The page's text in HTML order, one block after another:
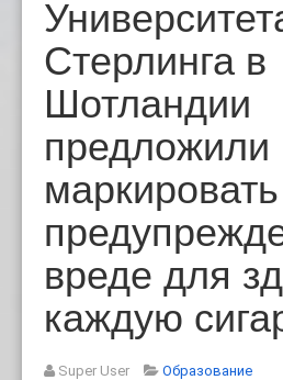
Стерлинга в
Шотландии
предложили
маркировать
вреде для
каждую
Super User
Образование